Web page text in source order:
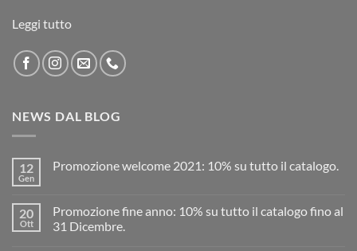
Leggi tutto
NEWS DAL BLOG
12
Gen
Promozione welcome 2021: 10% su tutto il catalogo.
20
Ott
Promozione fine anno: 10% su tutto il catalogo fino al
31 Dicembre.